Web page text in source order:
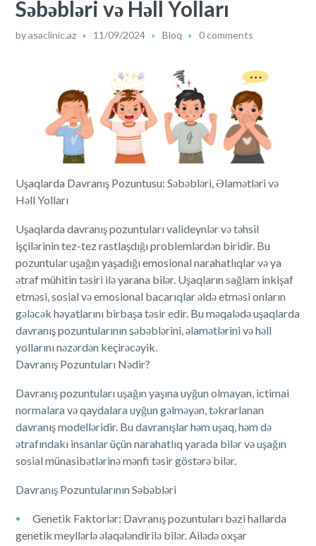
Səbəbləri və Həll Yolları
byasaclinic.az 11/09/2024 Bloq 0 comments
Uşaqlarda Davranış Pozuntusu: Səbəbləri, Əlamətləri və
Həll Yolları
Uşaqlarda davranış pozuntuları valideynlər və təhsil
işçilərinin tez-tez rastlaşdığı problemlərdən biridir. Bu
pozuntular uşağın yaşadığı emosional narahatlıqlar və ya
ətraf mühitin təsiri ilə yarana bilər. Uşaqların sağlam inkişaf
etməsi, sosial və emosional bacarıqlar əldə etməsi onların
gələcək həyatlarını birbaşa təsir edir. Bu məqalədə uşaqlarda
davranış pozuntularının səbəblərini, əlamətlərini və həll
yollarını nəzərdən keçirəcəyik.
Davranış Pozuntuları Nədir?
Davranış pozuntuları uşağın yaşına uyğun olmayan, ictimai
normalara və qaydalara uyğun gəlməyən, təkrarlanan
davranış modelləridir. Bu davranışlar həm uşaq, həm də
ətrafındakı insanlar üçün narahatlıq yarada bilər və uşağın
sosial münasibətlərinə mənfi təsir göstərə bilər.
Davranış Pozuntularının Səbəbləri
Genetik Faktorlər: Davranış pozuntuları bəzi hallarda
genetik meyllərlə əlaqələndirilə bilər. Ailədə oxşar